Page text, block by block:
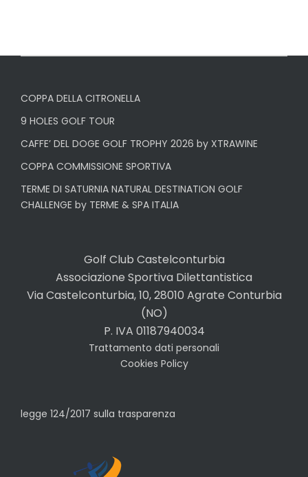
COPPA DELLA CITRONELLA
9 HOLES GOLF TOUR
CAFFE’ DEL DOGE GOLF TROPHY 2026 by XTRAWINE
COPPA COMMISSIONE SPORTIVA
TERME DI SATURNIA NATURAL DESTINATION GOLF
CHALLENGE by TERME & SPA ITALIA
Golf Club Castelconturbia
Associazione Sportiva Dilettantistica
Via Castelconturbia, 10, 28010 Agrate Conturbia
(NO)
P. IVA 01187940034
Trattamento dati personali
Cookies Policy
legge 124/2017 sulla trasparenza